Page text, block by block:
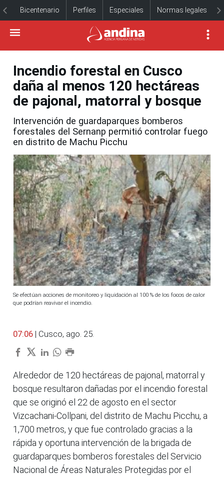
Bicentenario Perfiles Especiales Normas legales
Incendio forestal en Cusco
daña al menos 120 hectáreas
de pajonal, matorral y bosque
Intervención de guardaparques bomberos
forestales del Sernanp permitió controlar fuego
en distrito de Machu Picchu
Se efectúan acciones de monitoreo y liquidación al 100 % de los focos de calor
que podrían reavivar el incendio.
07:06 | Cusco, ago. 25.
Alrededor de 120 hectáreas de pajonal, matorral y
bosque resultaron dañadas por el incendio forestal
que se originó el 22 de agosto en el sector
Vizcachani-Collpani, del distrito de Machu Picchu, a
1,700 metros, y que fue controlado gracias a la
rápida y oportuna intervención de la brigada de
guardaparques bomberos forestales del Servicio
Nacional de Áreas Naturales Protegidas por el